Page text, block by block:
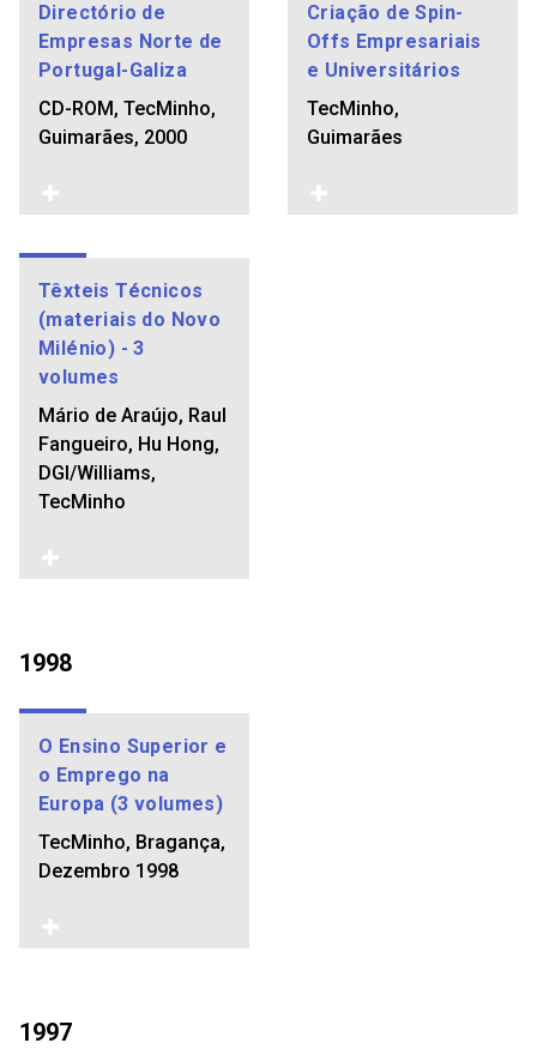
Directório de
Empresas Norte de
Portugal-Galiza
CD-ROM, TecMinho,
Guimarães, 2000
Criação de Spin-
Offs Empresariais
e Universitários
TecMinho,
Guimarães
Têxteis Técnicos
(materiais do Novo
Milénio) - 3
volumes
Mário de Araújo, Raul
Fangueiro, Hu Hong,
DGI/Williams,
TecMinho
1998
O Ensino Superior e
o Emprego na
Europa (3 volumes)
TecMinho, Bragança,
Dezembro 1998
1997